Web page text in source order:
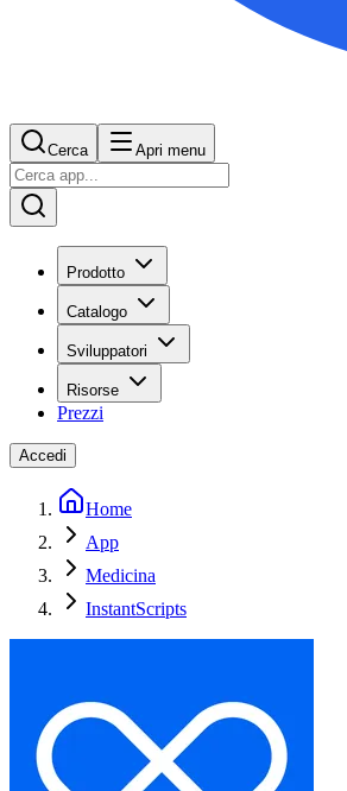
Cerca Apri menu
Prodotto
Catalogo
Sviluppatori
Risorse
Prezzi
Accedi
Home
App
Medicina
InstantScripts